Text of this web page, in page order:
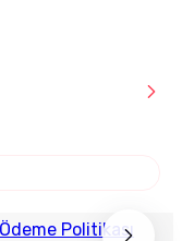
Politikası